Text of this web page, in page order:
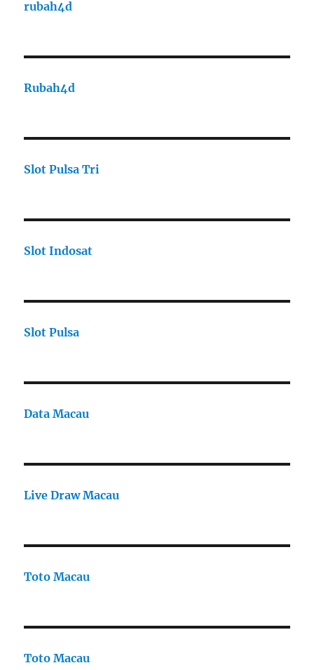
rubah4d
Rubah4d
Slot Pulsa Tri
Slot Indosat
Slot Pulsa
Data Macau
Live Draw Macau
Toto Macau
Toto Macau